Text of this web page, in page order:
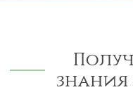
знания